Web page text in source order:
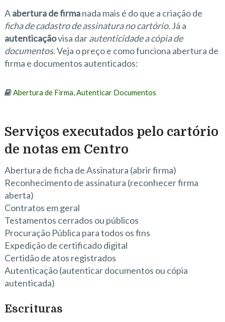
Aabertura de firmanada mais é do que a criação de
ficha de cadastro de assinatura no cartório. Já a
autenticaçãovisa darautenticidade a cópia de
documentos. Veja o preço e como funciona abertura de
firma e documentos autenticados:
Abertura de Firma,Autenticar Documentos
Serviços executados pelo cartório
de notas em Centro
Abertura de ficha de Assinatura (abrir firma)
Reconhecimento de assinatura (reconhecer firma
aberta)
Contratos em geral
Testamentos cerrados ou públicos
Procuração Pública para todos os fins
Expedição de certificado digital
Certidão de atos registrados
Autenticação (autenticar documentos ou cópia
autenticada)
Escrituras